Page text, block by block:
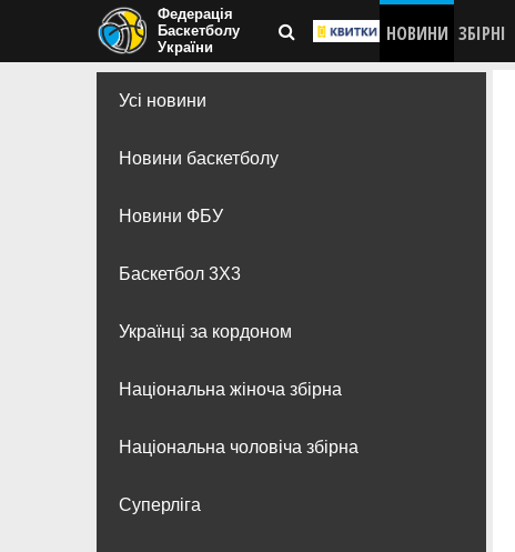
Федерація
Баскетболу
України
НОВИНИ ЗБІРНІ
Усі новини
Новини баскетболу
Новини ФБУ
Баскетбол 3Х3
Українці за кордоном
Національна жіноча збірна
Національна чоловіча збірна
Суперліга